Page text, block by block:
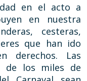
en el acto a
en nuestra
cesteras,
que han ido
derechos. Las
de los miles de